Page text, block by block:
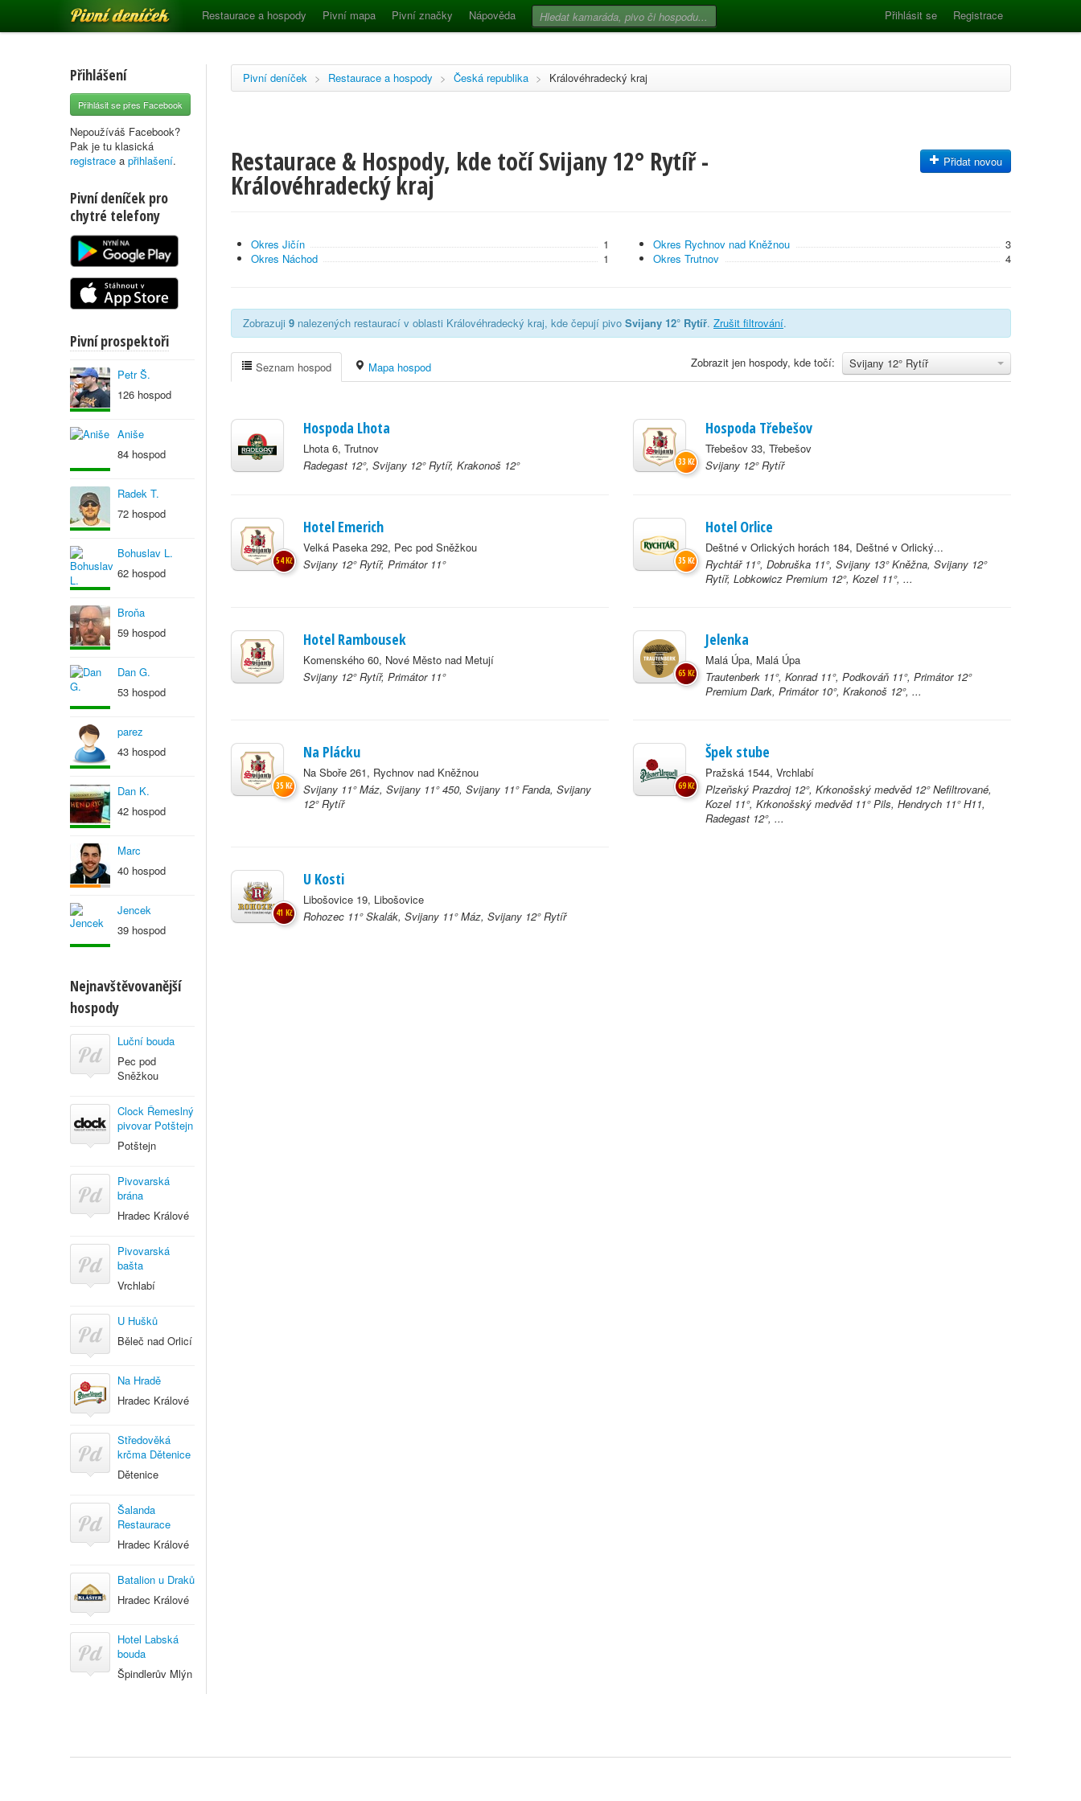
Pivní deníček Restaurace a hospody Pivní mapa Pivní značky Nápověda Přihlásit se Registrace
Přihlášení
Přihlásit se přes Facebook
Nepoužíváš Facebook?
Pak je tu klasická
registrace a přihlašení.
Pivní deníček pro
chytré telefony
Pivní prospektoři
Petr Š.
126 hospod
Aniše
84 hospod
Radek T.
72 hospod
Bohuslav L.
62 hospod
Broňa
59 hospod
Dan G.
53 hospod
parez
43 hospod
Dan K.
42 hospod
Marc
40 hospod
Jencek
39 hospod
Nejnavštěvovanější
hospody
Luční bouda
Pec pod
Sněžkou
Clock Řemeslný
pivovar Potštejn
Potštejn
Pivovarská
brána
Hradec Králové
Pivovarská
bašta
Vrchlabí
U Hušků
Běleč nad Orlicí
Na Hradě
Hradec Králové
Středověká
krčma Dětenice
Dětenice
Šalanda
Restaurace
Hradec Králové
Batalion u Draků
Hradec Králové
Hotel Labská
bouda
Špindlerův Mlýn
Pivní deníček > Restaurace a hospody > Česká republika > Královéhradecký kraj
Restaurace & Hospody, kde točí Svijany 12° Rytíř -
Královéhradecký kraj
Přidat novou
Okres Jičín
1
Okres Náchod
1
Okres Rychnov nad Kněžnou
3
Okres Trutnov
4
Zobrazuji 9 nalezených restaurací v oblasti Královéhradecký kraj, kde čepují pivo Svijany 12° Rytíř. Zrušit filtrování.
Svijany 12° Rytíř
Zobrazit jen hospody, kde točí:
Seznam hospod Mapa hospod
Hospoda Lhota
Lhota 6, Trutnov
Radegast 12°, Svijany 12° Rytíř, Krakonoš 12°
Hospoda Třebešov
Třebešov 33, Třebešov
Svijany 12° Rytíř
33 Kč
Hotel Emerich
Velká Paseka 292, Pec pod Sněžkou
Svijany 12° Rytíř, Primátor 11°
54 Kč
Hotel Orlice
Deštné v Orlických horách 184, Deštné v Orlický...
Rychtář 11°, Dobruška 11°, Svijany 13° Kněžna, Svijany 12°
Rytíř, Lobkowicz Premium 12°, Kozel 11°, ...
35 Kč
Hotel Rambousek
Komenského 60, Nové Město nad Metují
Svijany 12° Rytíř, Primátor 11°
Jelenka
Malá Úpa, Malá Úpa
Trautenberk 11°, Konrad 11°, Podkováň 11°, Primátor 12°
Premium Dark, Primátor 10°, Krakonoš 12°, ...
65 Kč
Na Plácku
Na Sboře 261, Rychnov nad Kněžnou
Svijany 11° Máz, Svijany 11° 450, Svijany 11° Fanda, Svijany
12° Rytíř
35 Kč
Špek stube
Pražská 1544, Vrchlabí
Plzeňský Prazdroj 12°, Krkonošský medvěd 12° Nefiltrované,
Kozel 11°, Krkonošský medvěd 11° Pils, Hendrych 11° H11,
Radegast 12°, ...
69 Kč
U Kosti
Libošovice 19, Libošovice
Rohozec 11° Skalák, Svijany 11° Máz, Svijany 12° Rytíř
41 Kč